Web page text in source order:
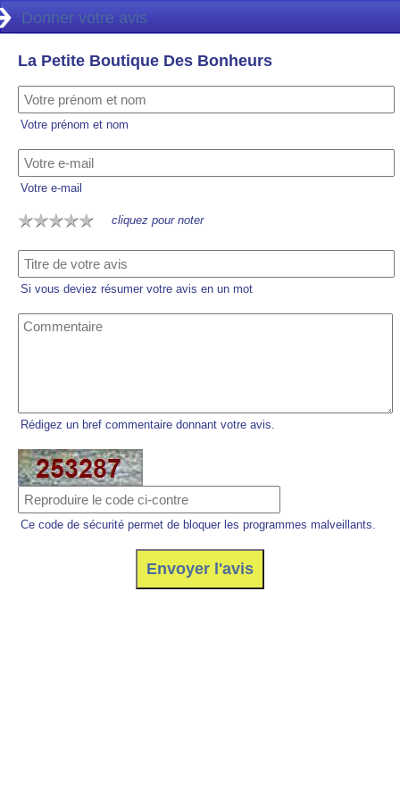
Donner votre avis
La Petite Boutique Des Bonheurs
Votre prénom et nom
Votre e-mail
cliquez pour noter
Si vous deviez résumer votre avis en un mot
Rédigez un bref commentaire donnant votre avis.
Ce code de sécurité permet de bloquer les programmes malveillants.